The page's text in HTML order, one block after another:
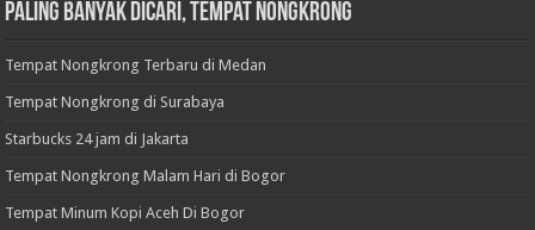
Paling Banyak Dicari, Tempat Nongkrong
Tempat Nongkrong Terbaru di Medan
Tempat Nongkrong di Surabaya
Starbucks 24 jam di Jakarta
Tempat Nongkrong Malam Hari di Bogor
Tempat Minum Kopi Aceh Di Bogor